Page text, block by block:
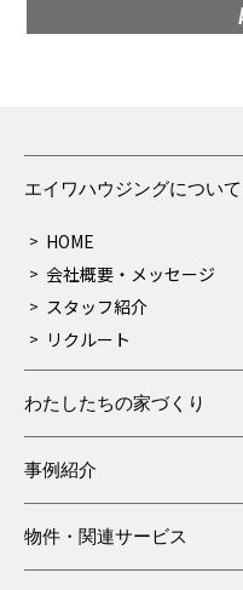
エイワハウジングについて
HOME
会社概要・メッセージ
スタッフ紹介
リクルート
わたしたちの家づくり
事例紹介
物件・関連サービス